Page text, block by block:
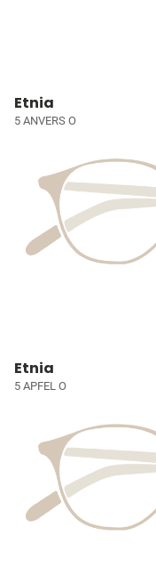
Etnia
5 ANVERS O
Etnia
5 APFEL O